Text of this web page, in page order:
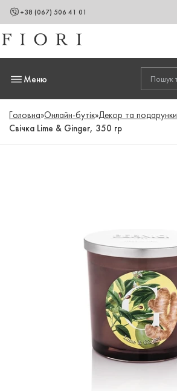
+38 (067) 506 41 01
Меню
Головна»Онлайн-бутік»Декор та подарунки
Свічка Lime & Ginger, 350 гр